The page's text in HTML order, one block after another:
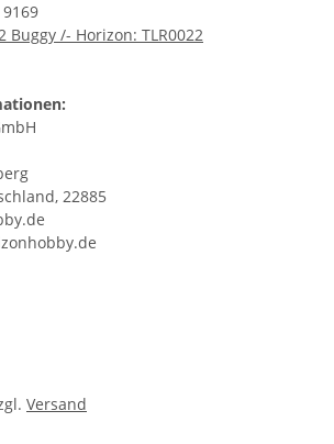
9169
Buggy /- Horizon: TLR0022
22885
Versand